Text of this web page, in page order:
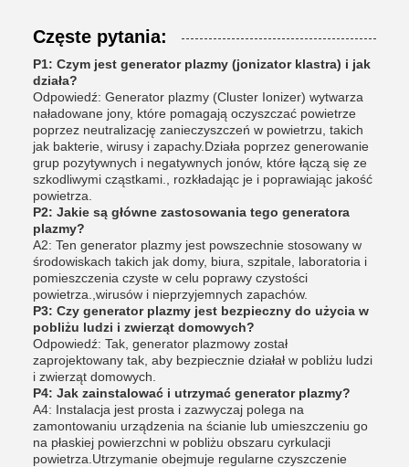
Częste pytania:
P1: Czym jest generator plazmy (jonizator klastra) i jak
działa?
Odpowiedź: Generator plazmy (Cluster Ionizer) wytwarza
naładowane jony, które pomagają oczyszczać powietrze
poprzez neutralizację zanieczyszczeń w powietrzu, takich
jak bakterie, wirusy i zapachy.Działa poprzez generowanie
grup pozytywnych i negatywnych jonów, które łączą się ze
szkodliwymi cząstkami., rozkładając je i poprawiając jakość
powietrza.
P2: Jakie są główne zastosowania tego generatora
plazmy?
A2: Ten generator plazmy jest powszechnie stosowany w
środowiskach takich jak domy, biura, szpitale, laboratoria i
pomieszczenia czyste w celu poprawy czystości
powietrza.,wirusów i nieprzyjemnych zapachów.
P3: Czy generator plazmy jest bezpieczny do użycia w
pobliżu ludzi i zwierząt domowych?
Odpowiedź: Tak, generator plazmowy został
zaprojektowany tak, aby bezpiecznie działał w pobliżu ludzi
i zwierząt domowych.
P4: Jak zainstalować i utrzymać generator plazmy?
A4: Instalacja jest prosta i zazwyczaj polega na
zamontowaniu urządzenia na ścianie lub umieszczeniu go
na płaskiej powierzchni w pobliżu obszaru cyrkulacji
powietrza.Utrzymanie obejmuje regularne czyszczenie